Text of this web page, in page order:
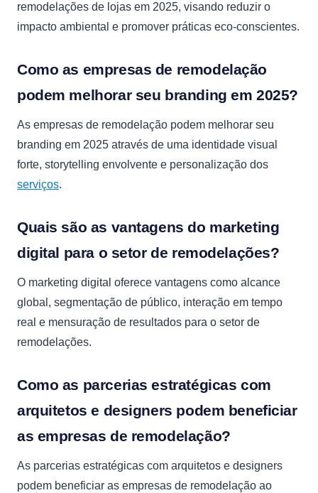
remodelações de lojas em 2025, visando reduzir o
impacto ambiental e promover práticas eco-conscientes.
Como as empresas de remodelação
podem melhorar seu branding em 2025?
As empresas de remodelação podem melhorar seu
branding em 2025 através de uma identidade visual
forte, storytelling envolvente e personalização dos
serviços.
Quais são as vantagens do marketing
digital para o setor de remodelações?
O marketing digital oferece vantagens como alcance
global, segmentação de público, interação em tempo
real e mensuração de resultados para o setor de
remodelações.
Como as parcerias estratégicas com
arquitetos e designers podem beneficiar
as empresas de remodelação?
As parcerias estratégicas com arquitetos e designers
podem beneficiar as empresas de remodelação ao